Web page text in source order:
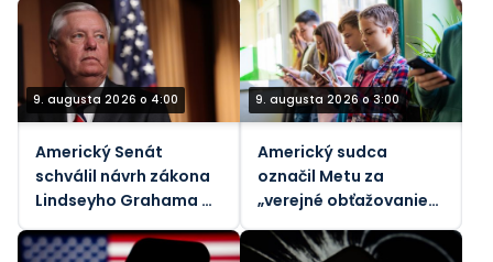
9. augusta 2026 o 4:00
Americký Senát
schválil návrh zákona
Lindseyho Grahama o
sankciách voči Rusku
9. augusta 2026 o 3:00
Americký sudca
označil Metu za
„verejné obťažovanie“
za znečistenie
ovzdušia